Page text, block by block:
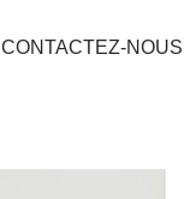
CONTACTEZ-NOUS